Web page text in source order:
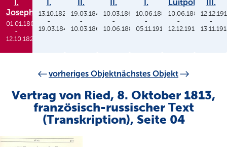
I.
Joseph
01.01.1806
-
12.10.1825
I.
13.10.1825
-
19.03.1848
II.
19.03.1848
-
10.03.1864
II.
10.03.1864
-
10.06.1886
I.
10.06.1886
-
05.11.1913
Luitpold
10.06.1886
-
12.12.1912
III.
-
vorheriges Objektnächstes Objekt
Vertrag von Ried, 8. Oktober 1813,
französisch-russischer Text
(Transkription), Seite 04